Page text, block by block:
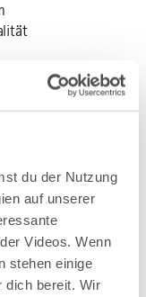
du der Nutzung
auf unserer
Videos. Wenn
stehen einige
dich bereit. Wir
und
zu